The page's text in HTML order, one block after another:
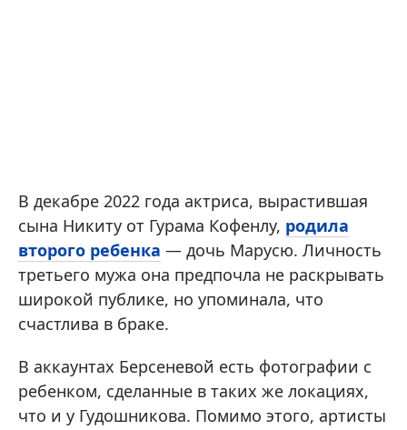
В декабре 2022 года актриса, вырастившая
сына Никиту от Гурама Кофенлу, родила
второго ребенка — дочь Марусю. Личность
третьего мужа она предпочла не раскрывать
широкой публике, но упоминала, что
счастлива в браке.
В аккаунтах Берсеневой есть фотографии с
ребенком, сделанные в таких же локациях,
что и у Гудошникова. Помимо этого, артисты